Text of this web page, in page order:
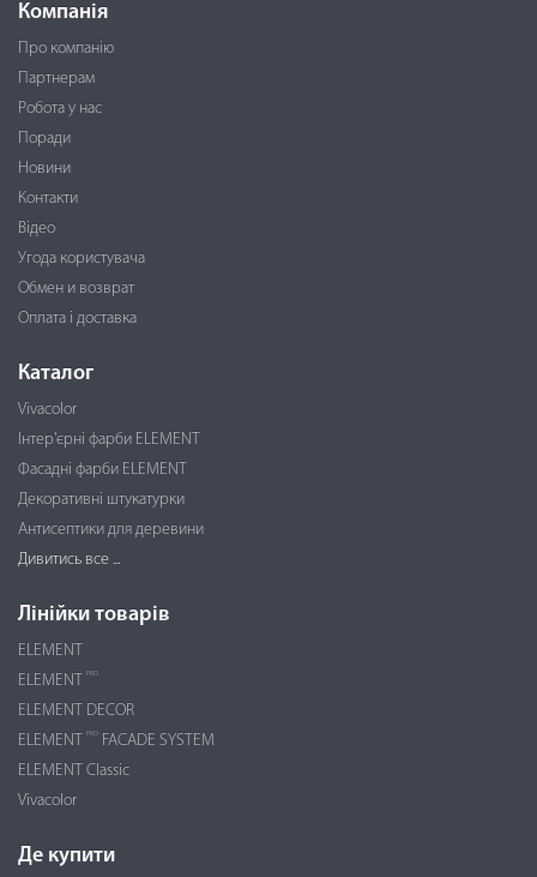
Компанія
Про компанію
Партнерам
Робота у нас
Поради
Новини
Контакти
Відео
Угода користувача
Обмен и возврат
Оплата і доставка
Каталог
Vivacolor
Інтер'єрні фарби ELEMENT
Фасадні фарби ELEMENT
Декоративні штукатурки
Антисептики для деревини
Дивитись все ...
Лінійки товарів
ELEMENT
ELEMENT
PRO
ELEMENT DECOR
ELEMENT
PRO
FACADE SYSTEM
ELEMENT Classic
Vivacolor
Де купити